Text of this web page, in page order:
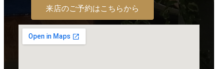
来店のご予約はこちらから